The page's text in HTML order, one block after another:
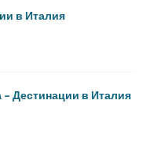
в Италия
Дестинации в Италия